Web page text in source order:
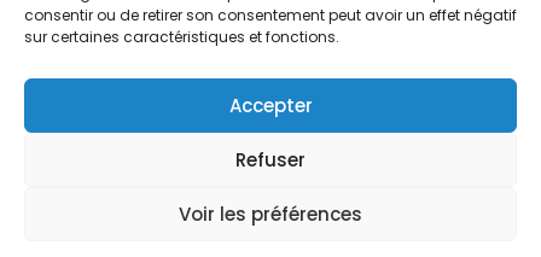
consentir ou de retirer son consentement peut avoir un effet négatif
sur certaines caractéristiques et fonctions.
Accepter
Refuser
Voir les préférences
Restez informés
Abonnez-vous aux alertes municipales
Je m'abonne